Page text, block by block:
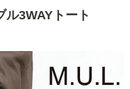
3WAYトート